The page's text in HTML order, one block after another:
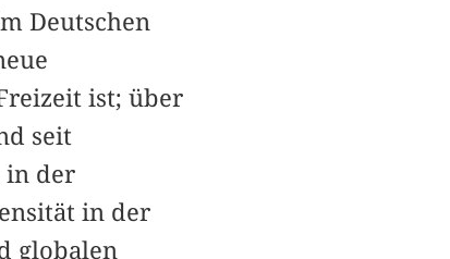
Deutschen
ist; über
seit
in der
in der
globalen